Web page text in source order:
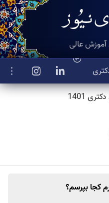
عالی
1401
کجا بپرسم؟